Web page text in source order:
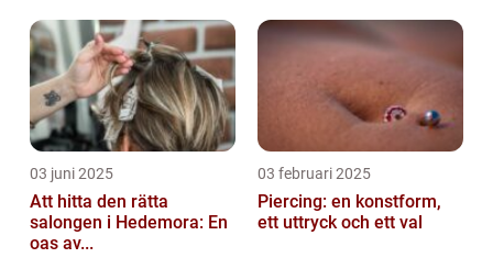
03 juni 2025
Att hitta den rätta
salongen i Hedemora: En
oas av...
03 februari 2025
Piercing: en konstform,
ett uttryck och ett val